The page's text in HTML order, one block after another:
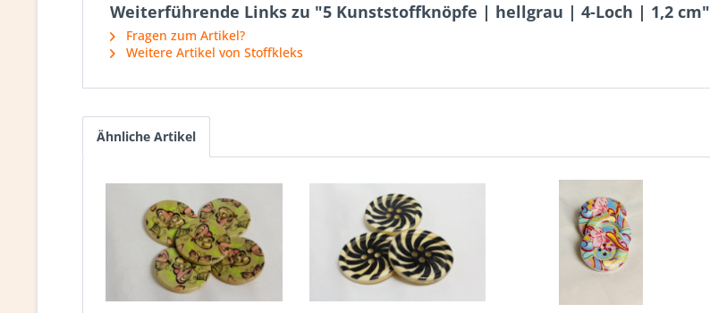
Weiterführende Links zu "5 Kunststoffknöpfe | hellgrau | 4-Loch | 1,2 cm"
Fragen zum Artikel?
Weitere Artikel von Stoffkleks
Ähnliche Artikel